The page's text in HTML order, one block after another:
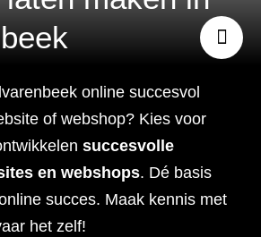
maken
online succesvol
of webshop? Kies voor
succesvolle
en webshops. Dé basis
succes. Maak kennis met
het zelf!